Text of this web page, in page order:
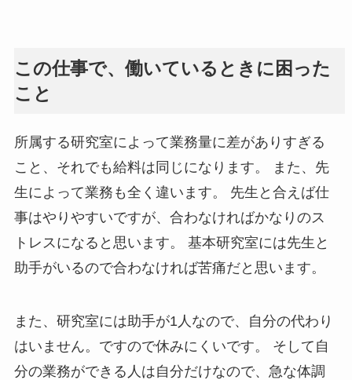
この仕事で、働いているときに困った
こと
所属する研究室によって業務量に差がありすぎる
こと、それでも給料は同じになります。 また、先
生によって業務も全く違います。 先生と合えば仕
事はやりやすいですが、合わなければかなりのス
トレスになると思います。 基本研究室には先生と
助手がいるので合わなければ苦痛だと思います。
また、研究室には助手が1人なので、自分の代わり
はいません。ですので休みにくいです。 そして自
分の業務ができる人は自分だけなので、急な体調